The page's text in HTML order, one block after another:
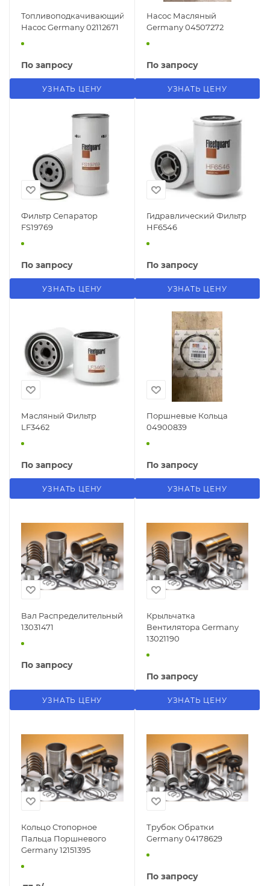
Топливоподкачивающий
Насос Germany 02112671
По запросу
УЗНАТЬ ЦЕНУ
Насос Масляный
Germany 04507272
По запросу
УЗНАТЬ ЦЕНУ
Фильтр Сепаратор
FS19769
По запросу
УЗНАТЬ ЦЕНУ
Гидравлический Фильтр
HF6546
По запросу
УЗНАТЬ ЦЕНУ
Масляный Фильтр
LF3462
По запросу
УЗНАТЬ ЦЕНУ
Поршневые Кольца
04900839
По запросу
УЗНАТЬ ЦЕНУ
Вал Распределительный
13031471
По запросу
УЗНАТЬ ЦЕНУ
Крыльчатка
Вентилятора Germany
13021190
По запросу
УЗНАТЬ ЦЕНУ
Кольцо Стопорное
Пальца Поршневого
Germany 12151395
Трубок Обратки
Germany 04178629
По запросу